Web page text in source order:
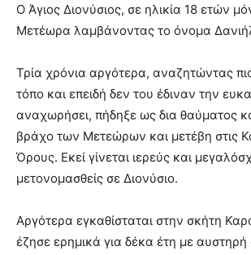
Ο Άγιος Διονύσιος, σε ηλικία 18 ετών
Μετέωρα λαμβάνοντας το όνομα
Τρία χρόνια αργότερα, αναζητώντας
τόπο και επειδή δεν του έδιναν την
αναχωρήσει, πήδηξε ως δια θαύματος
βράχο των Μετεώρων και μετέβη στις
Όρους. Εκεί γίνεται ιερεύς και
μετονομασθείς σε Διονύσιο.
Αργότερα εγκαθίσταται στην σκήτη
έζησε ερημικά για δέκα έτη με